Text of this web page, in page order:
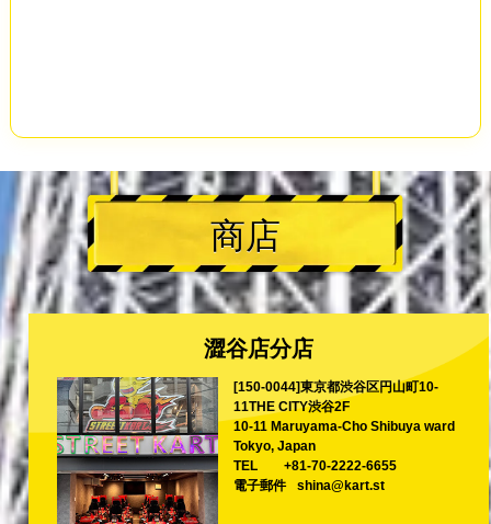
商店
澀谷店分店
[150-0044]東京都渋谷区円山町10-
11THE CITY渋谷2F
10-11 Maruyama-Cho Shibuya ward
Tokyo, Japan
TEL
+81-70-2222-6655
電子郵件
shina@kart.st